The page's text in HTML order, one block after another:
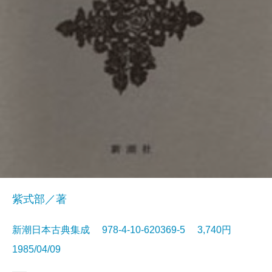
紫式部／著
新潮日本古典集成 978-4-10-620369-5 3,740円
1985/04/09